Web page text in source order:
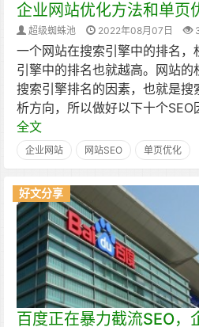
企业网站优化方法和单页
超级蜘蛛池 2022年08月07日
一个网站在搜索引擎中的排名，
引擎中的排名也就越高。网站
搜索引擎排名的因素，也就是搜
析方向，所以做好以下十个
全文
企业网站 网站SEO 单页优化
好文分享
百度正在暴力截流SEO，